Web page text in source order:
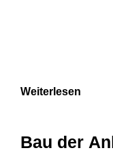
3
Weiterlesen
Bau der